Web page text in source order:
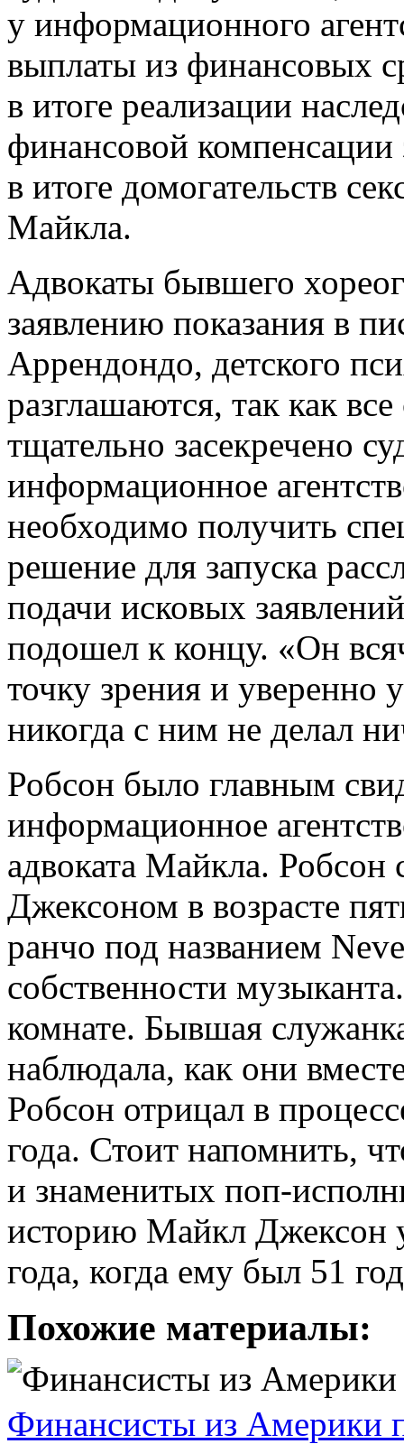
у информационного
выплаты из финансовых
в итоге реализации
финансовой
в итоге домогательств
Майкла.
Адвокаты бывшего
заявлению показания в
Аррендондо, детского
разглашаются, так как
тщательно засекречено
информационное
необходимо получить
решение для запуска
подачи исковых
подошел к концу. «Он
точку зрения и уверенно
никогда с ним не делал
Робсон было главным
информационное
адвоката Майкла. Робсон
Джексоном в возрасте
ранчо под названием
собственности
комнате. Бывшая
наблюдала, как они
Робсон отрицал в
года. Стоит напомнить,
и знаменитых поп-
историю Майкл Джексон
года, когда ему был 51
Похожие материалы:
Финансисты из Америки